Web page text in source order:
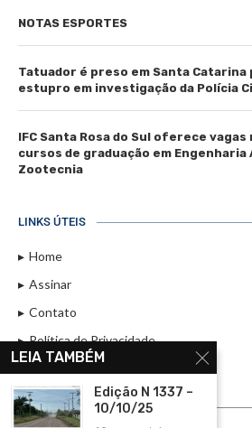
NOTAS ESPORTES
Tatuador é preso em Santa Catarina
estupro em investigação da Polícia
IFC Santa Rosa do Sul oferece
cursos de graduação em Engenharia
Zootecnia
LINKS ÚTEIS
Home
Assinar
Contato
Política de Privacidade
ASSINE
LEIA TAMBÉM
Edição N 1337 –
10/10/25